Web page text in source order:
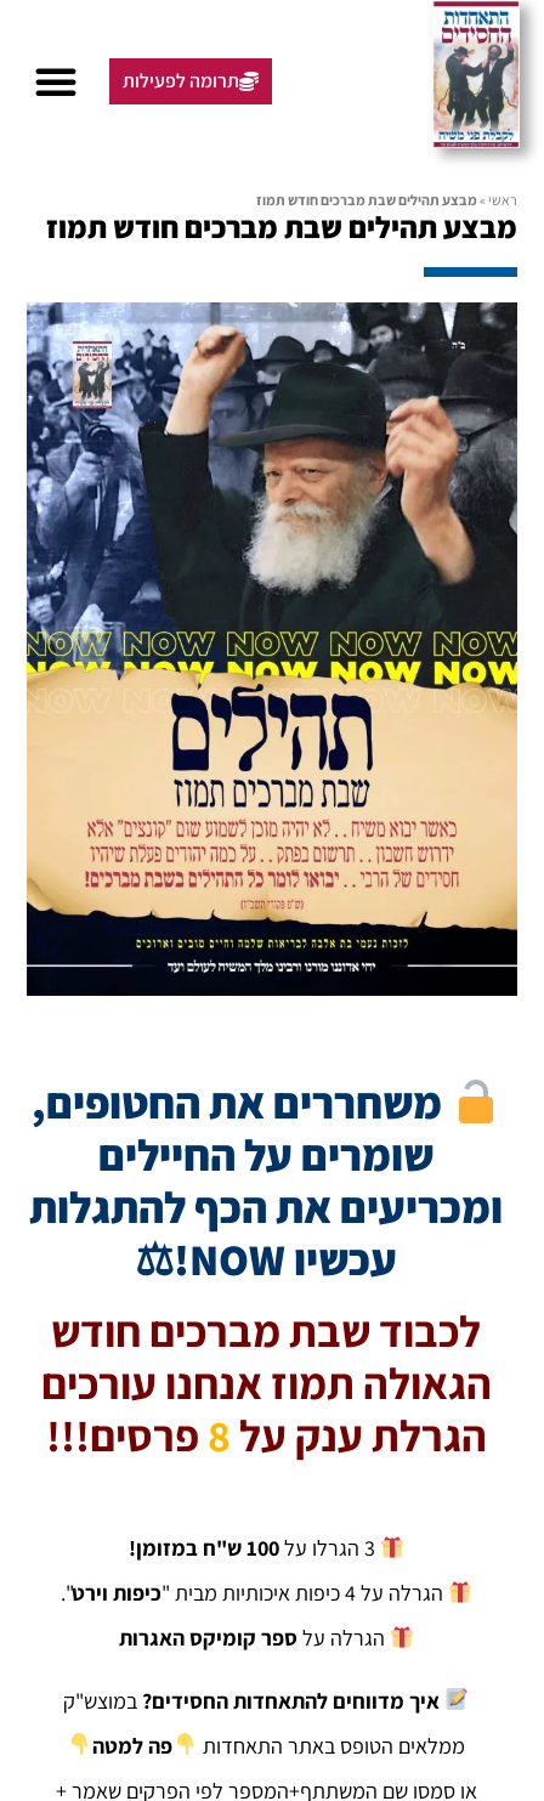
תרומה לפעילות
ראשי »מבצע תהילים שבת מברכים חודש תמוז
מבצע תהילים שבת מברכים חודש תמוז
משחררים את החטופים,
שומרים על החיילים
ומכריעים את הכף להתגלות
עכשיו NOW!⚖
לכבוד שבת מברכים חודש
הגאולה תמוז אנחנו עורכים
הגרלת ענק על8פרסים!!!
100 ש"ח במזומן!
הגרלה על 4 כיפות איכותיות מבית "
כיפות וירט".
הגרלה על ספר קומיקס האגרות
איך מדווחים להתאחדות החסידים? במוצש"ק
ממלאים הטופס באתר התאחדות
פה למטה
או סמסו שם המשתתף+המספר לפי הפרקים שאמר +